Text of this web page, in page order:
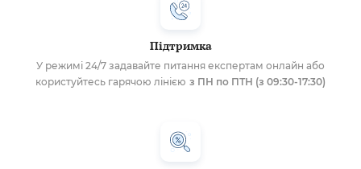
Підтримка
У режимі 24/7 задавайте питання експертам онлайн або
користуйтесь гарячою лінією з ПН по ПТН (з 09:30-17:30)